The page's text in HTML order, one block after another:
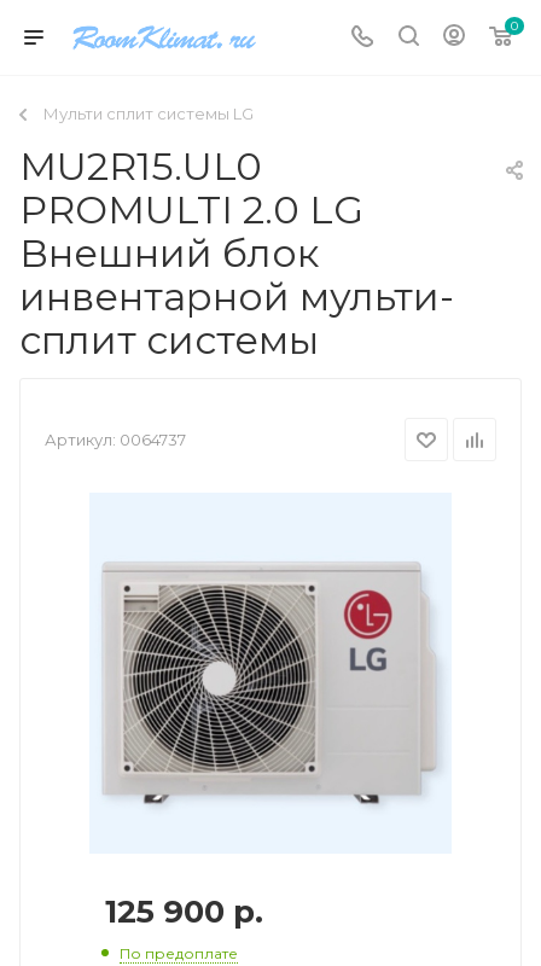
0
Мульти сплит системы LG
MU2R15.UL0
PROMULTI 2.0 LG
Внешний блок
инвентарной мульти-
сплит системы
Артикул: 0064737
125 900 р.
По предоплате